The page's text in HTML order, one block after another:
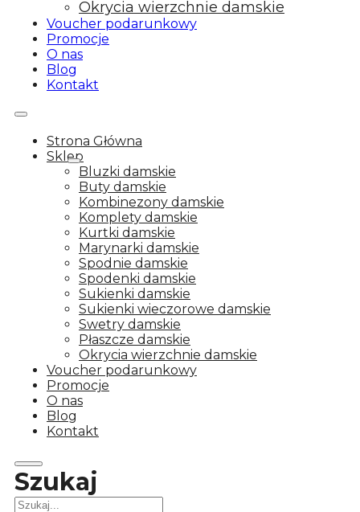
Okrycia wierzchnie damskie
Voucher podarunkowy
Promocje
O nas
Blog
Kontakt
Strona Główna
Sklep
Bluzki damskie
Buty damskie
Kombinezony damskie
Komplety damskie
Kurtki damskie
Marynarki damskie
Spodnie damskie
Spodenki damskie
Sukienki damskie
Sukienki wieczorowe damskie
Swetry damskie
Płaszcze damskie
Okrycia wierzchnie damskie
Voucher podarunkowy
Promocje
O nas
Blog
Kontakt
Szukaj
Szukaj